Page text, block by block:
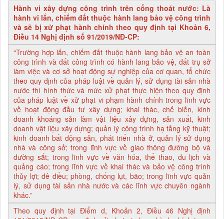
Hành vi xây dựng công trình trên cống thoát nước: Là
hành vi lấn, chiếm đất thuộc hành lang bảo vệ công trình
và sẽ bị xử phạt hành chính theo quy định tại Khoản 6,
Điều 14 Nghị định số 91/2019/NĐ-CP:
“Trường hợp lấn, chiếm đất thuộc hành lang bảo vệ an toàn
công trình và đất công trình có hành lang bảo vệ, đất trụ sở
làm việc và cơ sở hoạt động sự nghiệp của cơ quan, tổ chức
theo quy định của pháp luật về quản lý, sử dụng tài sản nhà
nước thì hình thức và mức xử phạt thực hiện theo quy định
của pháp luật về xử phạt vi phạm hành chính trong lĩnh vực
về hoạt động đầu tư xây dựng; khai thác, chế biến, kinh
doanh khoáng sản làm vật liệu xây dựng, sản xuất, kinh
doanh vật liệu xây dựng; quản lý công trình hạ tầng kỹ thuật;
kinh doanh bất động sản, phát triển nhà ở, quản lý sử dụng
nhà và công sở; trong lĩnh vực về giao thông đường bộ và
đường sắt; trong lĩnh vực về văn hóa, thể thao, du lịch và
quảng cáo; trong lĩnh vực về khai thác và bảo vệ công trình
thủy lợi; đê điều; phòng, chống lụt, bão; trong lĩnh vực quản
lý, sử dụng tài sản nhà nước và các lĩnh vực chuyên ngành
khác.”
Theo quy định tại Điểm d, Khoản 2, Điều 46 Nghị định